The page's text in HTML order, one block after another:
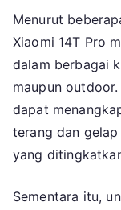
Menurut
Xiaomi 14T Pro
dalam berbagai
maupun
dapat
terang dan
yang
Sementara itu,